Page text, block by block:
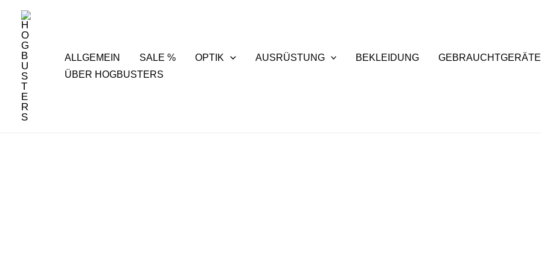
springen
Inhalt
springen
ALLGEMEIN SALE % OPTIK AUSRÜSTUNG BEKLEIDUNG GEBRAUCHTGERÄTE
ÜBER HOGBUSTERS